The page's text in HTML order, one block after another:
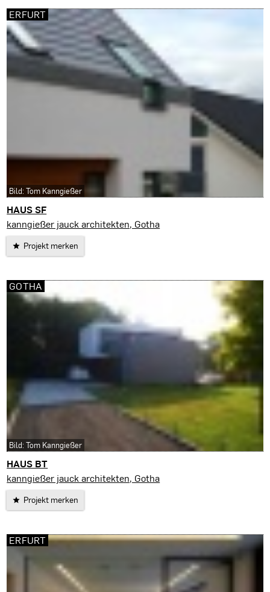
HAUS SF
Erfurt
kanngießer jauck architekten, Gotha
Projekt merken
ERFURT
Bild: Tom Kanngießer
HAUS BT
Gotha
kanngießer jauck architekten, Gotha
Projekt merken
GOTHA
Bild: Tom Kanngießer
ERFURT